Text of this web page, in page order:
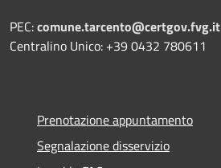
PEC:comune.tarcento@certgov.fvg.it
Centralino Unico: +39 0432 780611
Prenotazione appuntamento
Segnalazione disservizio